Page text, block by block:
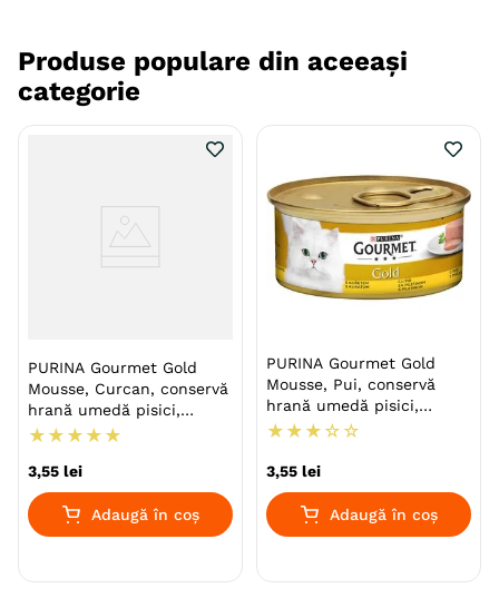
Produse populare din aceeași
categorie
PURINA Gourmet Gold
Mousse, Curcan, conservă
hrană umedă pisici,
(pate), 85g
★ ★ ★ ★ ★
3,55 lei
Adaugă în coș
PURINA Gourmet Gold
Mousse, Pui, conservă
hrană umedă pisici,
(pate), 85g
★ ★ ★ ☆ ☆
3,55 lei
Adaugă în coș